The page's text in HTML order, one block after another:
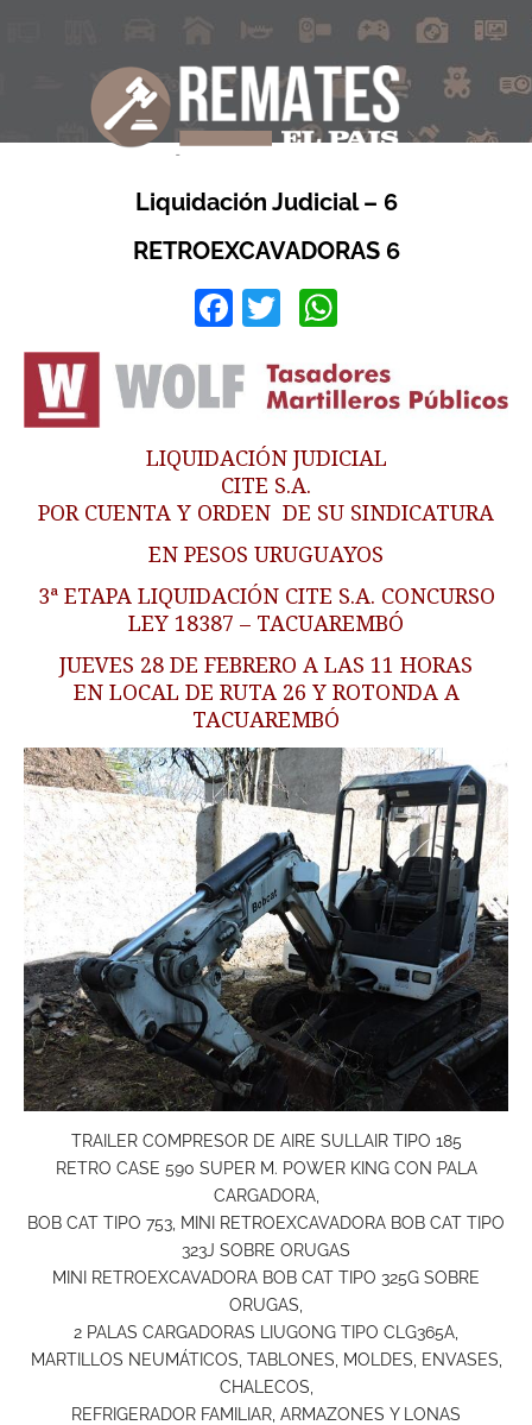
Liquidación Judicial – 6
RETROEXCAVADORAS 6
Facebook
Twitter
LIQUIDACIÓN JUDICIAL
CITE S.A.
POR CUENTA Y ORDEN DE SU SINDICATURA
EN PESOS URUGUAYOS
3ª ETAPA LIQUIDACIÓN CITE S.A. CONCURSO
LEY 18387 – TACUAREMBÓ
JUEVES 28 DE FEBRERO A LAS 11 HORAS
EN LOCAL DE RUTA 26 Y ROTONDA A
TACUAREMBÓ
TRAILER COMPRESOR DE AIRE SULLAIR TIPO 185
RETRO CASE 590 SUPER M. POWER KING CON PALA
CARGADORA,
BOB CAT TIPO 753, MINI RETROEXCAVADORA BOB CAT TIPO
323J SOBRE ORUGAS
MINI RETROEXCAVADORA BOB CAT TIPO 325G SOBRE
ORUGAS,
2 PALAS CARGADORAS LIUGONG TIPO CLG365A,
MARTILLOS NEUMÁTICOS, TABLONES, MOLDES, ENVASES,
CHALECOS,
REFRIGERADOR FAMILIAR, ARMAZONES Y LONAS